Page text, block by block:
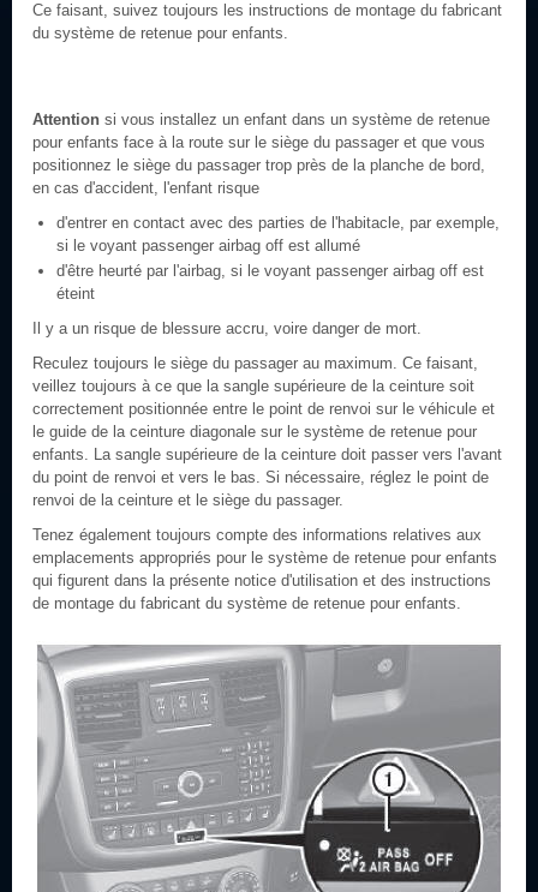
Ce faisant, suivez toujours les instructions de montage du fabricant
du système de retenue pour enfants.
Attention si vous installez un enfant dans un système de retenue
pour enfants face à la route sur le siège du passager et que vous
positionnez le siège du passager trop près de la planche de bord,
en cas d'accident, l'enfant risque
d'entrer en contact avec des parties de l'habitacle, par exemple,
si le voyant passenger airbag off est allumé
d'être heurté par l'airbag, si le voyant passenger airbag off est
éteint
Il y a un risque de blessure accru, voire danger de mort.
Reculez toujours le siège du passager au maximum. Ce faisant,
veillez toujours à ce que la sangle supérieure de la ceinture soit
correctement positionnée entre le point de renvoi sur le véhicule et
le guide de la ceinture diagonale sur le système de retenue pour
enfants. La sangle supérieure de la ceinture doit passer vers l'avant
du point de renvoi et vers le bas. Si nécessaire, réglez le point de
renvoi de la ceinture et le siège du passager.
Tenez également toujours compte des informations relatives aux
emplacements appropriés pour le système de retenue pour enfants
qui figurent dans la présente notice d'utilisation et des instructions
de montage du fabricant du système de retenue pour enfants.